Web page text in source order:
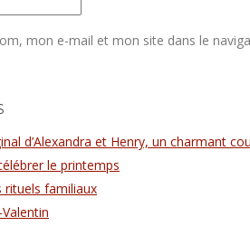
mon e-mail et mon site dans le
d’Alexandra et Henry, un charmant
le printemps
rituels familiaux